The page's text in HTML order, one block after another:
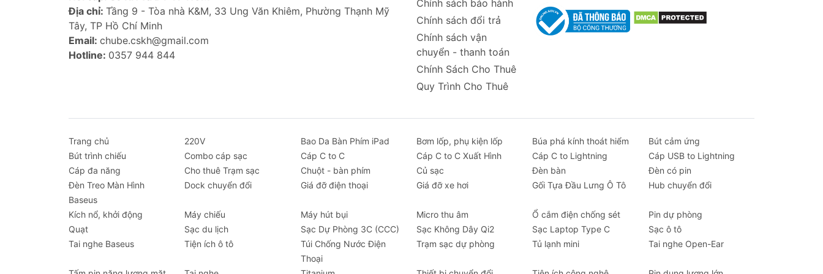
Địa chỉ: Tầng 9 - Tòa nhà K&M, 33 Ung Văn Khiêm, Phường Thạnh Mỹ
Tây, TP Hồ Chí Minh
Email: chube.cskh@gmail.com
Hotline: 0357 944 844
Chính sách bảo hành
Chính sách đổi trả
Chính sách vận
chuyển - thanh toán
Chính Sách Cho Thuê
Quy Trình Cho Thuê
Trang chủ 220V Bao Da Bàn Phím iPad Bơm lốp, phụ kiện lốp Búa phá kính thoát hiểm
Bút cảm ứng
Bút trình chiếu
Combo cáp sạc Cáp C to C Cáp C to C Xuất Hình Cáp C to Lightning
Cáp USB to Lightning
Cáp đa năng
Cho thuê Trạm sạc Chuột - bàn phím Củ sạc Đèn bàn
Đèn có pin
Đèn Treo Màn Hình
Baseus
Dock chuyển đổi Giá đỡ điện thoại Giá đỡ xe hơi Gối Tựa Đầu Lưng Ô Tô Hub chuyển đổi
Kích nổ, khởi động Máy chiếu Máy hút bụi Micro thu âm Ổ cắm điện chống sét
Pin dự phòng
Quạt
Sạc du lịch Sạc Dự Phòng 3C (CCC) Sạc Không Dây Qi2 Sạc Laptop Type C
Sạc ô tô
Tai nghe Baseus
Tiện ích ô tô
Túi Chống Nước Điện
Thoại
Trạm sạc dự phòng Tủ lạnh mini Tai nghe Open-Ear